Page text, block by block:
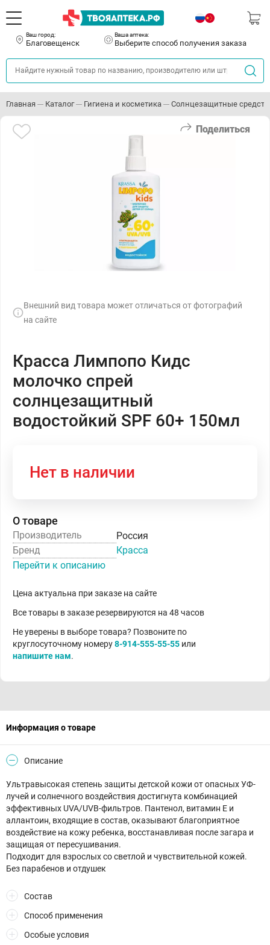
Ваш город:
Благовещенск
Ваша аптека:
Выберите способ получения заказа
Главная Каталог Гигиена и косметика Солнцезащитные
Поделиться
Внешний вид товара может отличаться от фотографий
на сайте
Красса Лимпопо Кидс
молочко спрей
солнцезащитный
водостойкий SPF 60+ 150мл
Нет в наличии
О товаре
Производитель
Россия
Бренд
Красса
Перейти к описанию
Цена актуальна при заказе на сайте
Все товары в заказе резервируются на 48 часов
Не уверены в выборе товара? Позвоните по
круглосуточному номеру8-914-555-55-55 или
напишите нам.
Информация о товаре
Описание
Ультравысокая степень защиты детской кожи от опасных УФ-
лучей и солнечного воздействия достигнута комбинацией
эффективных UVA/UVB-фильтров. Пантенол, витамин E и
аллантоин, входящие в состав, оказывают благоприятное
воздействие на кожу ребенка, восстанавливая после загара и
защищая от пересушивания.
Подходит для взрослых со светлой и чувствительной кожей.
Без парабенов и отдушек
Состав
Способ применения
Особые условия